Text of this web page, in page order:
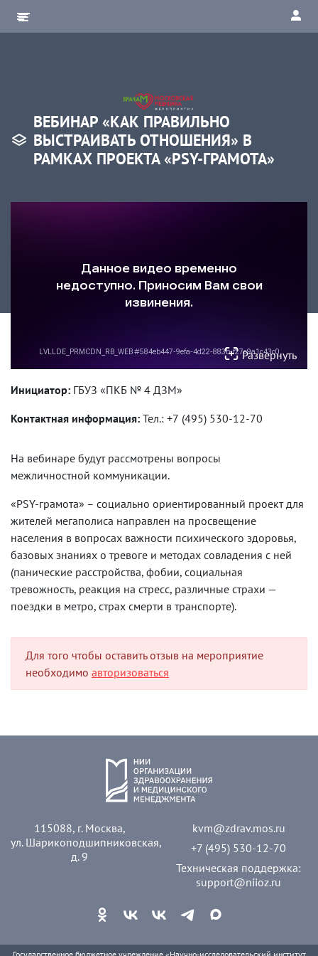
ВЕБИНАР «КАК ПРАВИЛЬНО
ВЫСТРАИВАТЬ ОТНОШЕНИЯ» В
РАМКАХ ПРОЕКТА «PSY-ГРАМОТА»
Развернуть
Инициатор: ГБУЗ «ПКБ № 4 ДЗМ»
Контактная информация: Тел.: +7 (495) 530-12-70
На вебинаре будут рассмотрены вопросы
межличностной коммуникации.
«PSY-грамота» – социально ориентированный проект для
жителей мегаполиса направлен на просвещение
населения в вопросах важности психического здоровья,
базовых знаниях о тревоге и методах совладения с ней
(панические расстройства, фобии, социальная
тревожность, реакция на стресс, различные страхи —
поездки в метро, страх смерти в транспорте).
Для того чтобы оставить отзыв на мероприятие
необходимо авторизоваться
115088, г. Москва,
ул. Шарикоподшипниковская,
д. 9
kvm@zdrav.mos.ru
+7 (495) 530-12-70
Техническая поддержка:
support@niioz.ru